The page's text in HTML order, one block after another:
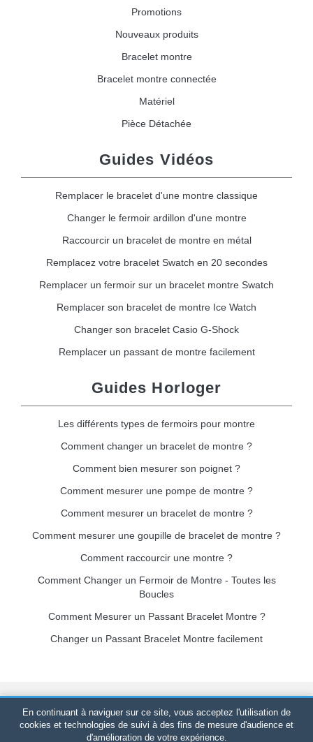
Promotions
Nouveaux produits
Bracelet montre
Bracelet montre connectée
Matériel
Pièce Détachée
Guides Vidéos
Remplacer le bracelet d'une montre classique
Changer le fermoir ardillon d'une montre
Raccourcir un bracelet de montre en métal
Remplacez votre bracelet Swatch en 20 secondes
Remplacer un fermoir sur un bracelet montre Swatch
Remplacer son bracelet de montre Ice Watch
Changer son bracelet Casio G-Shock
Remplacer un passant de montre facilement
Guides Horloger
Les différents types de fermoirs pour montre
Comment changer un bracelet de montre ?
Comment bien mesurer son poignet ?
Comment mesurer une pompe de montre ?
Comment mesurer un bracelet de montre ?
Comment mesurer une goupille de bracelet de montre ?
Comment raccourcir une montre ?
Comment Changer un Fermoir de Montre - Toutes les
Boucles
Comment Mesurer un Passant Bracelet Montre ?
Changer un Passant Bracelet Montre facilement
Bracelet-de-montre.com© 2026Tous droits réservés-SIRET
520 247 727 000 57 -Plateforme Juridique : BP 20075 - 31121
PORTET PDC - France Métropolitaine-Vente en ligne
En continuant à naviguer sur ce site, vous acceptez l'utilisation de
cookies et technologies de suivi à des fins de mesure d'audience et
d'amélioration de votre expérience.